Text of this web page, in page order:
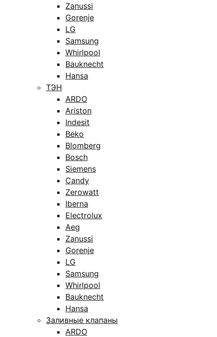
Zanussi
Gorenje
LG
Samsung
Whirlpool
Bauknecht
Hansa
ТЭН
ARDO
Ariston
Indesit
Beko
Blomberg
Bosch
Siemens
Candy
Zerowatt
Iberna
Electrolux
Aeg
Zanussi
Gorenje
LG
Samsung
Whirlpool
Bauknecht
Hansa
Заливные клапаны
ARDO